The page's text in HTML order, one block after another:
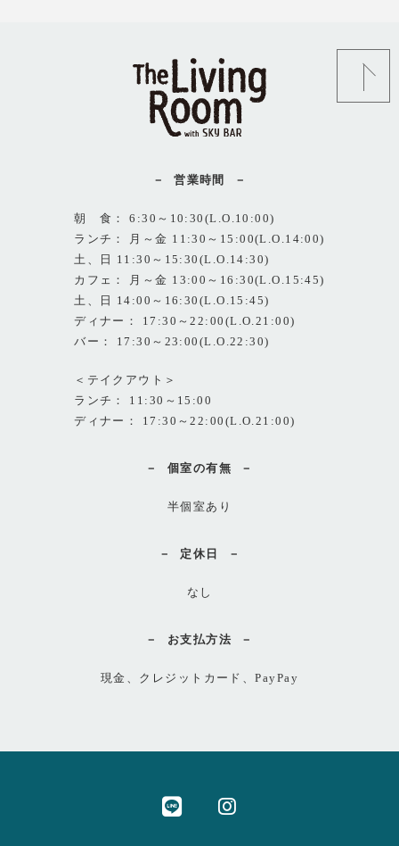
営業時間
朝 食： 6:30～10:30(L.O.10:00)
ランチ： 月～金 11:30～15:00(L.O.14:00)
土、日 11:30～15:30(L.O.14:30)
カフェ： 月～金 13:00～16:30(L.O.15:45)
土、日 14:00～16:30(L.O.15:45)
ディナー： 17:30～22:00(L.O.21:00)
バー： 17:30～23:00(L.O.22:30)
＜テイクアウト＞
ランチ： 11:30～15:00
ディナー： 17:30～22:00(L.O.21:00)
個室の有無
半個室あり
定休日
なし
お支払方法
現金、クレジットカード、PayPay